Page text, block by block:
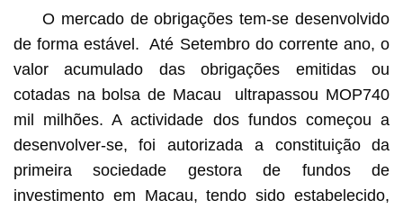
O mercado de obrigações tem-se desenvolvido
de forma estável. Até Setembro do corrente ano, o
valor acumulado das obrigações emitidas ou
cotadas na bolsa de Macau ultrapassou MOP740
mil milhões. A actividade dos fundos começou a
desenvolver-se, foi autorizada a constituição da
primeira sociedade gestora de fundos de
investimento em Macau, tendo sido estabelecido,